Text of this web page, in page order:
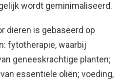
wordt geminimaliseerd.
dieren is gebaseerd op
fytotherapie, waarbij
geneeskrachtige planten;
essentiële oliën; voeding,